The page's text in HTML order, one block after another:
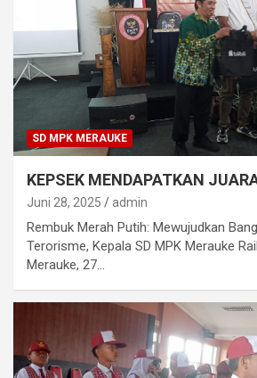
SD MPK MERAUKE
KEPSEK MENDAPATKAN
Juni 28, 2025 admin
Rembuk Merah Putih: Mewujudkan
Terorisme, Kepala SD MPK Merauke
Merauke, 27…